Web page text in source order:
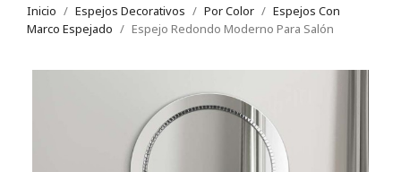
Inicio Espejos Decorativos Por Color
Espejos Con
Marco Espejado
Espejo Redondo Moderno Para Salón